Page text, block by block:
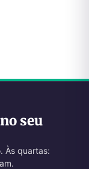
seu
Às quartas: